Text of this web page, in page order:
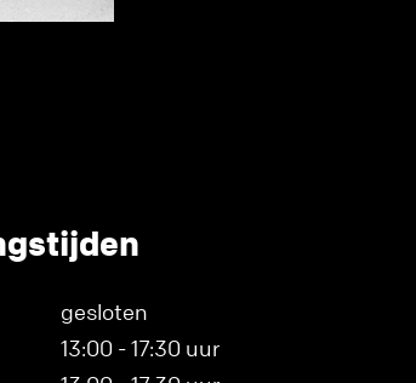
gesloten
13:00 - 17:30 uur